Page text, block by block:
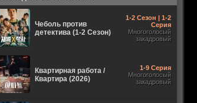
Чеболь против
детектива (1-2 Сезон)
1-2 Сезон | 1-2
Серия
Многоголосый
закадровый
Квартирная работа /
Квартира (2026)
1-9 Серия
Многоголосый
закадровый